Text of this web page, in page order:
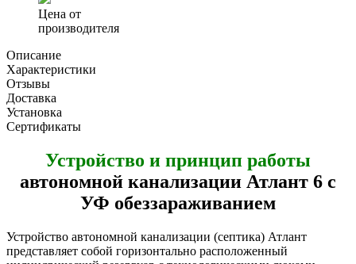
Цена от
производителя
Описание
Характеристики
Отзывы
Доставка
Установка
Сертификаты
Устройство и принцип работы
автономной канализации Атлант 6 с
УФ обеззараживанием
Устройство автономной канализации (септика) Атлант
представляет собой горизонтально расположенный